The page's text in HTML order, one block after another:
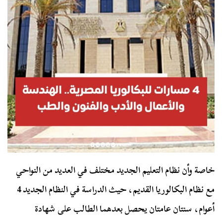
خاصة وأن نظام التعليم الجديد مختلف في العديد من النواحي
مع نظام البكالوريا القديم، حيث الدراسة في النظام الجديد 4
أعوام، سنتان عامتان يحصل بعدهما الطالب على شهادة